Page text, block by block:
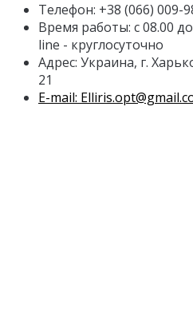
Телефон: +38 (066) 009-
Время работы: с 08.00
line - круглосуточно
Адрес: Украина, г.
21
E-mail: